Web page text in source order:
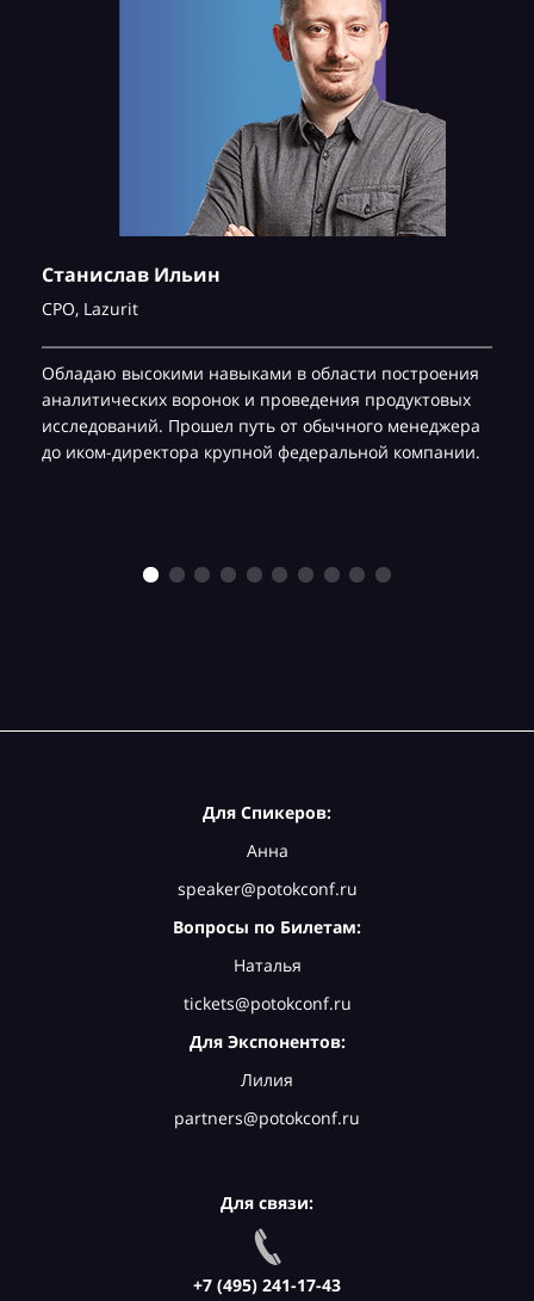
Станислав Ильин
CPO, Lazurit
Обладаю высокими навыками в области построения
аналитических воронок и проведения продуктовых
исследований. Прошел путь от обычного менеджера
до иком-директора крупной федеральной компании.
Для Спикеров:
Анна
speaker@potokconf.ru
Вопросы по Билетам:
Наталья
tickets@potokconf.ru
Для Экспонентов:
Лилия
partners@potokconf.ru
Для связи:
+7 (495) 241-17-43